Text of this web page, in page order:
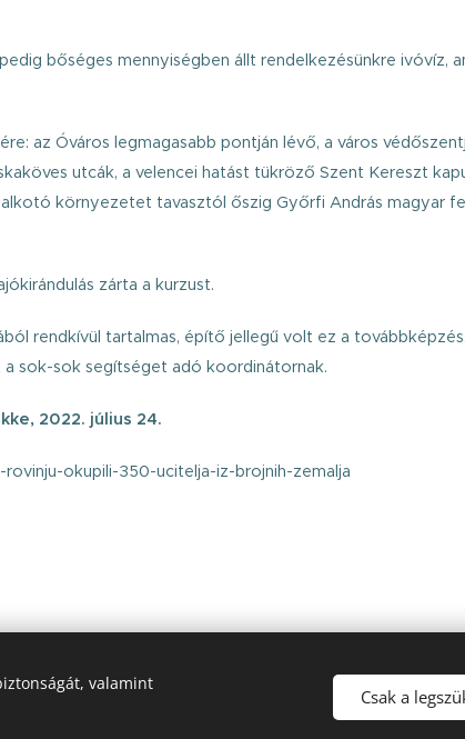
bőséges mennyiségben állt rendelkezésünkre ivóvíz,
az Óváros legmagasabb pontján lévő, a város
utcák, a velencei hatást tükröző Szent Kereszt
környezetet tavasztól őszig Győrfi András magyar
zárta a kurzust.
rendkívül tartalmas, építő jellegű volt ez a
a sok-sok segítséget adó koordinátornak.
2022. július 24.
okupili-350-ucitelja-iz-brojnih-zemalja
valamint
Csak a